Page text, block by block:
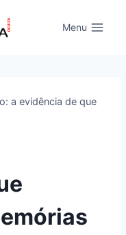
Menu
a evidência de que